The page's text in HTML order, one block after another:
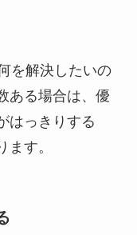
を解決したいの
ある場合は、優
はっきりする
す。